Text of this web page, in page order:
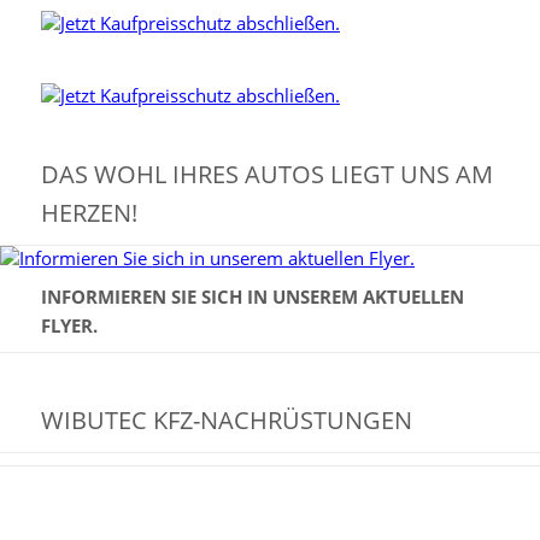
DAS WOHL IHRES AUTOS LIEGT UNS AM
HERZEN!
INFORMIEREN SIE SICH IN UNSEREM AKTUELLEN
FLYER.
WIBUTEC KFZ-NACHRÜSTUNGEN